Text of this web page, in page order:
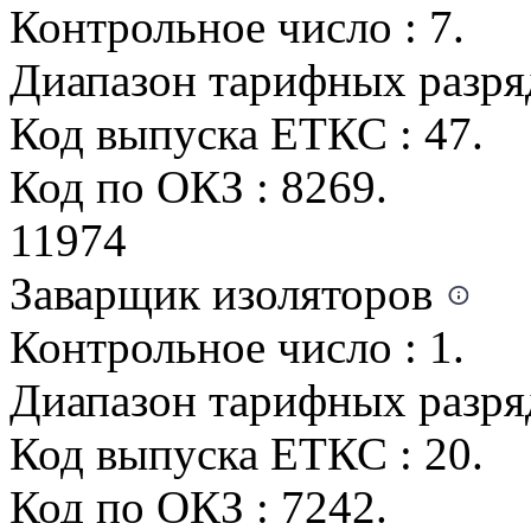
Контрольное число : 7.
Диапазон тарифных
Код выпуска ЕТКС : 47.
Код по ОКЗ : 8269.
11974
Заварщик изоляторов
Контрольное число : 1.
Диапазон тарифных
Код выпуска ЕТКС : 20.
Код по ОКЗ : 7242.